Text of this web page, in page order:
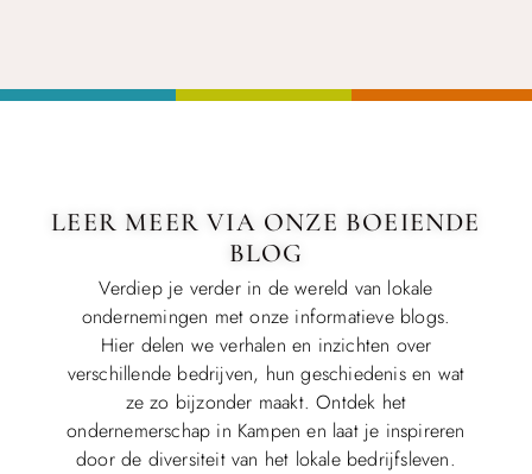
LEER MEER VIA ONZE BOEIENDE
BLOG
Verdiep je verder in de wereld van lokale
ondernemingen met onze informatieve blogs.
Hier delen we verhalen en inzichten over
verschillende bedrijven, hun geschiedenis en wat
ze zo bijzonder maakt. Ontdek het
ondernemerschap in Kampen en laat je inspireren
door de diversiteit van het lokale bedrijfsleven.